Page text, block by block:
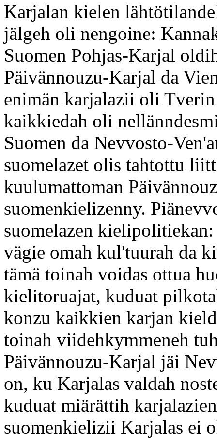
Karjalan kielen
jälgeh oli nengoine:
Suomen Pohjas-Karjal
Päivännouzu-Karjal da
enimän karjalazii oli
kaikkiedah oli
Suomen da Nevvosto-
suomelazet olis tahtottu
kuulumattoman
suomenkielizenny.
suomelazen
vägie omah kul'tuurah da
tämä toinah voidas ottua
kielitoruajat, kuduat
konzu kaikkien karjan
toinah viidehkymmeneh
Päivännouzu-Karjal jäi
on, ku Karjalas valdah
kuduat miärättih
suomenkielizii Karjalas ei